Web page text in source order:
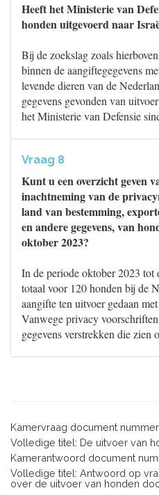
Heeft het Ministerie van
honden uitgevoerd naar
Bij de zoekslag zoals
binnen de aangiftegegevens
levende dieren van de
gegevens gevonden van
het Ministerie van Defensie
Vraag 8
Kunt u een overzicht geven
inachtneming van de
land van bestemming,
en andere gegevens, van
oktober 2023?
In de periode oktober 2023 tot
totaal voor 120 honden bij de
aangifte ten uitvoer gedaan
Vanwege privacy
gegevens verstrekken die zien
Kamervraag document
Volledige titel: De uitvoer van
Kamerantwoord document
Volledige titel: Antwoord op
over de uitvoer van honden